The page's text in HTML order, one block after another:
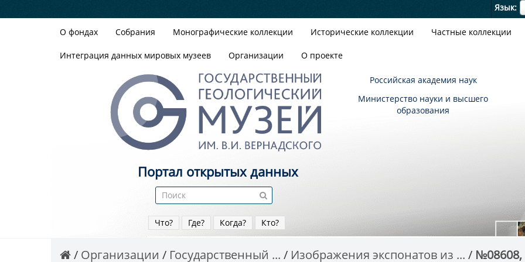
Язык
О фондах Собрания Монографические коллекции Исторические коллекции Частные коллекции
Интеграция данных мировых музеев Организации О проекте
Российская академия наук
Министерство науки и высшего
образования
Портал открытых данных
Что? Где? Когда? Кто?
Организации Государственный ... Изображения экспонатов из ... №08608,